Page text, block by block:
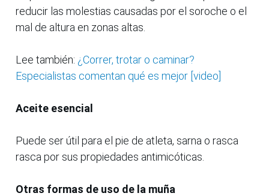
reducir las molestias causadas por el soroche o el
mal de altura en zonas altas.
Lee también: ¿Correr, trotar o caminar?
Especialistas comentan qué es mejor [video]
Aceite esencial
Puede ser útil para el pie de atleta, sarna o rasca
rasca por sus propiedades antimicóticas.
Otras formas de uso de la muña